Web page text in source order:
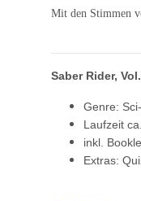
Mit den Stimmen
Saber Rider,
Genre:
Laufzeit
inkl.
Extras: